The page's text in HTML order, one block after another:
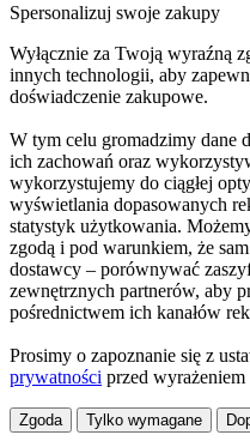
Spersonalizuj swoje zakupy
Wyłącznie za Twoją wyraźną
innych technologii, aby
doświadczenie zakupowe.
W tym celu gromadzimy dane
ich zachowań oraz
wykorzystujemy do ciągłej
wyświetlania dopasowanych
statystyk użytkowania.
zgodą i pod warunkiem, że
dostawcy – porównywać
zewnętrznych partnerów, aby
pośrednictwem ich kanałów
Prosimy o zapoznanie się z
prywatności przed wyrażeniem
Zgoda Tylko wymagane